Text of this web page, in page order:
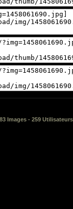
Images - 259